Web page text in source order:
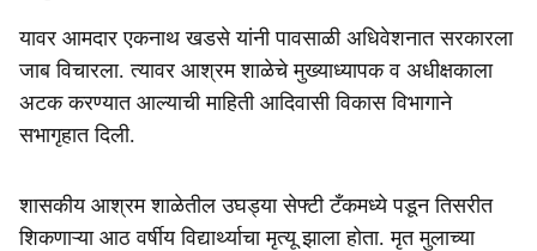
यावर आमदार एकनाथ खडसे यांनी पावसाळी अधिवेशनात सरकारला
जाब विचारला. त्यावर आश्रम शाळेचे मुख्याध्यापक व अधीक्षकाला
अटक करण्यात आल्याची माहिती आदिवासी विकास विभागाने
सभागृहात दिली.
शासकीय आश्रम शाळेतील उघड्या सेफ्टी टँकमध्ये पडून तिसरीत
शिकणाऱ्या आठ वर्षीय विद्यार्थ्याचा मृत्यू झाला होता. मृत मुलाच्या